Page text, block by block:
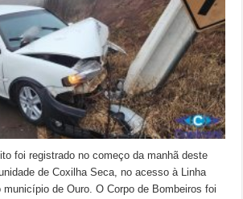
colide
em
poste
no
interior
de
Ouro
foi registrado no começo da manhã deste
de Coxilha Seca, no acesso à Linha
de Ouro. O Corpo de Bombeiros foi